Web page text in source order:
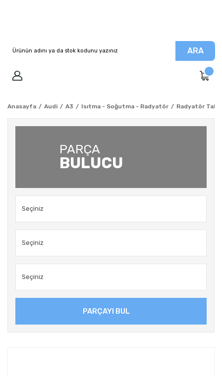
ARA
Anasayfa Audi A3 Isıtma - Soğutma - Radyatör Radyatör
PARÇA
BULUCU
PARÇAYI BUL